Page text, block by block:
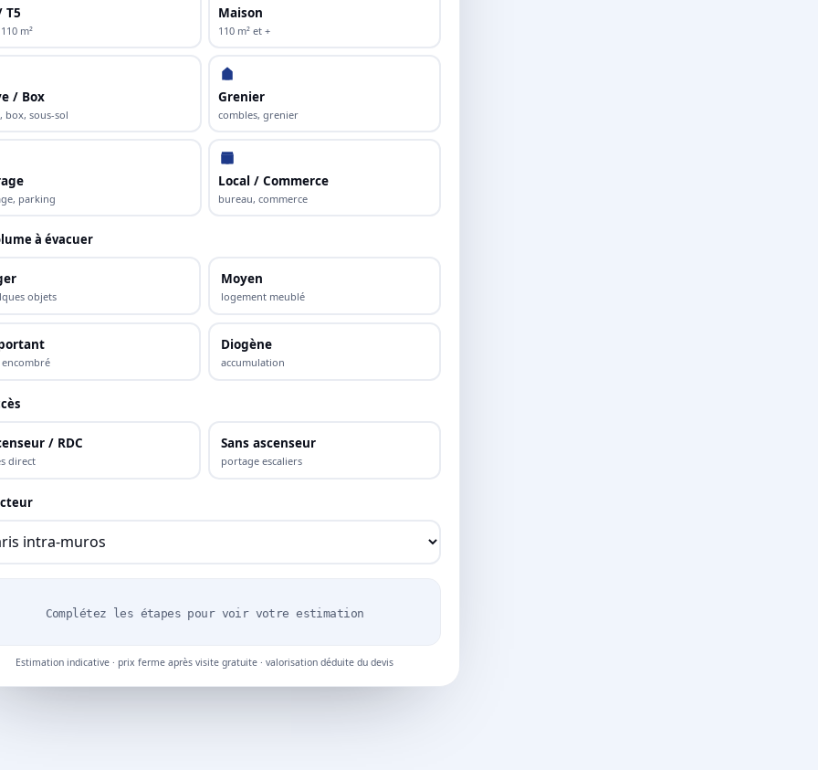
T5
m²
Maison
110 m² et +
/ Box
box, sous-sol
Grenier
combles, grenier
parking
Local / Commerce
bureau, commerce
à évacuer
objets
Moyen
logement meublé
Diogène
accumulation
/ RDC
direct
Sans ascenseur
portage escaliers
Complétez les étapes pour voir votre estimation
Estimation indicative · prix ferme après visite gratuite · valorisation déduite du devis